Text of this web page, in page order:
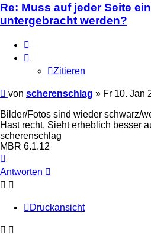
Re: Muss auf jeder Seite
untergebracht werden?
Zitieren
Ungelesener
von scherenschlag » Fr 10. Jan
Bilder/Fotos sind wieder schwarz/
Hast recht. Sieht erheblich besser
scherenschlag
MBR 6.1.12
oben
Antworten
Druckansicht